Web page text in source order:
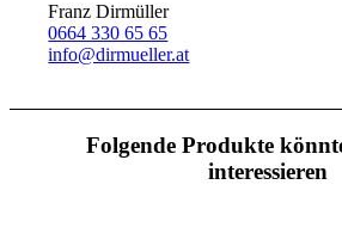
Franz Dirmüller
0664 330 65 65
info@dirmueller.at
Folgende Produkte
interessieren